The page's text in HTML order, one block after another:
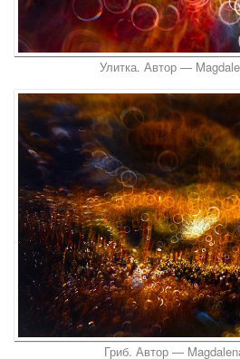
Улитка. Автор —
Гриб. Автор —